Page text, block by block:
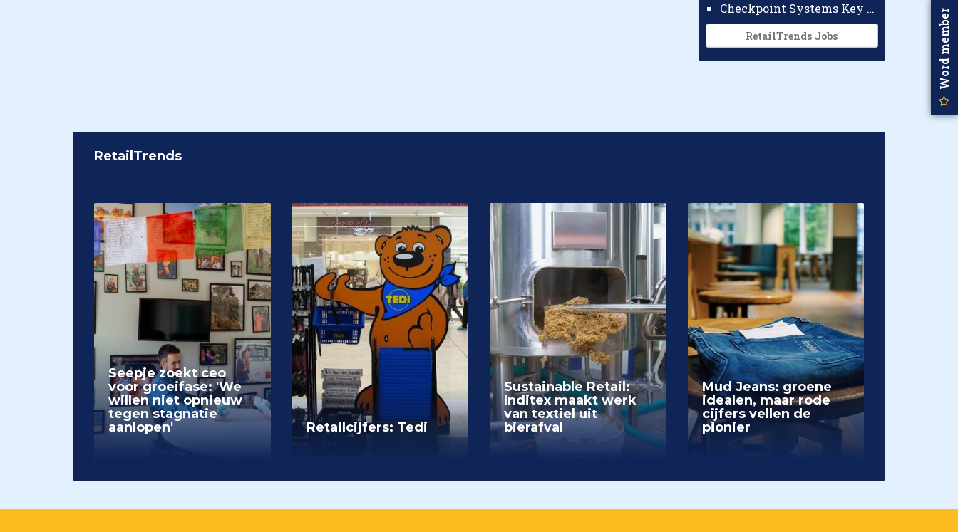
Checkpoint Systems Key Accountmanager Benelux
RetailTrends Jobs
RetailTrends
Seepje zoekt ceo
voor groeifase: 'We
willen niet opnieuw
tegen stagnatie
aanlopen'
Retailcijfers: Tedi
Sustainable Retail:
Inditex maakt werk
van textiel uit
bierafval
Mud Jeans: groene
idealen, maar rode
cijfers vellen de
pionier
Word member